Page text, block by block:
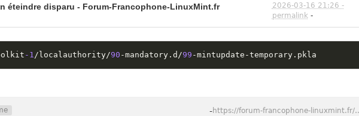
éteindre disparu - Forum-Francophone-LinuxMint.fr
2026-03-16 21:26 -
permalink -
-1/ localauthority/90 -mandatory .d /99 -mintupdate -temporary . pkla
- https://forum-